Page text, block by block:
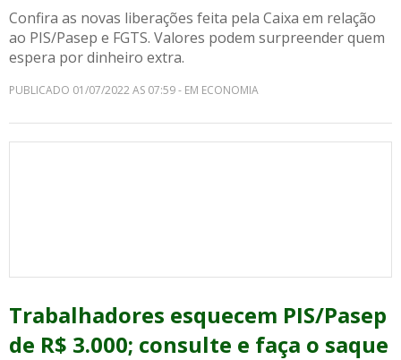
Confira as novas liberações feita pela Caixa em relação
ao PIS/Pasep e FGTS. Valores podem surpreender quem
espera por dinheiro extra.
PUBLICADO 01/07/2022 AS 07:59 - EM ECONOMIA
Trabalhadores esquecem PIS/Pasep
de R$ 3.000; consulte e faça o saque